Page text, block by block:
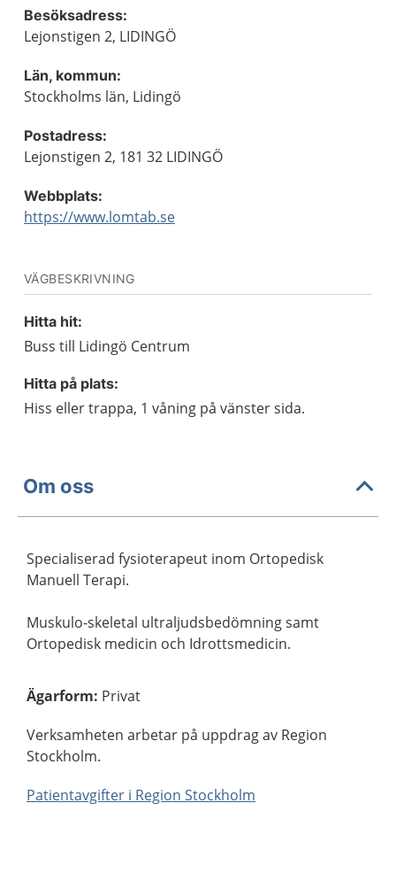
Besöksadress:
Lejonstigen 2, LIDINGÖ
Län, kommun:
Stockholms län, Lidingö
Postadress:
Lejonstigen 2, 181 32 LIDINGÖ
Webbplats:
https://www.lomtab.se
VÄGBESKRIVNING
Hitta hit:
Buss till Lidingö Centrum
Hitta på plats:
Hiss eller trappa, 1 våning på vänster sida.
Om oss
Specialiserad fysioterapeut inom Ortopedisk
Manuell Terapi.
Muskulo-skeletal ultraljudsbedömning samt
Ortopedisk medicin och Idrottsmedicin.
Ägarform: Privat
Verksamheten arbetar på uppdrag av Region
Stockholm.
Patientavgifter i Region Stockholm